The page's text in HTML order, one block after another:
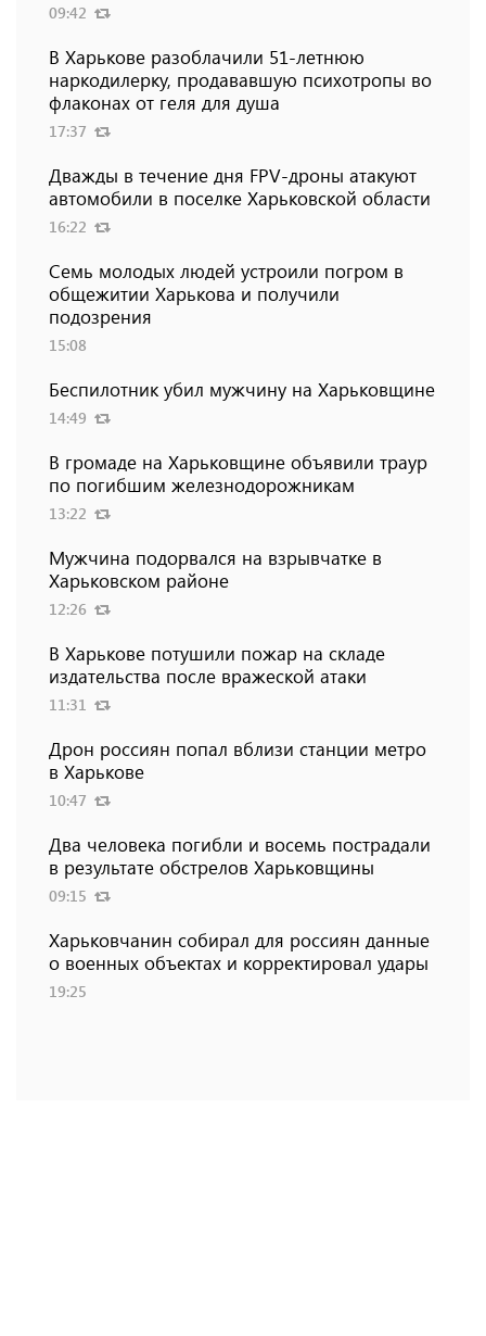
09:42
В Харькове разоблачили 51-летнюю
наркодилерку, продававшую психотропы во
флаконах от геля для душа
17:37
Дважды в течение дня FPV-дроны атакуют
автомобили в поселке Харьковской области
16:22
Семь молодых людей устроили погром в
общежитии Харькова и получили
подозрения
15:08
Беспилотник убил мужчину на Харьковщине
14:49
В громаде на Харьковщине объявили траур
по погибшим железнодорожникам
13:22
Мужчина подорвался на взрывчатке в
Харьковском районе
12:26
В Харькове потушили пожар на складе
издательства после вражеской атаки
11:31
Дрон россиян попал вблизи станции метро
в Харькове
10:47
Два человека погибли и восемь пострадали
в результате обстрелов Харьковщины
09:15
Харьковчанин собирал для россиян данные
о военных объектах и ​​корректировал удары
19:25